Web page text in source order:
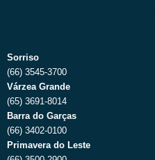
Sorriso
(66) 3545-3700
Várzea Grande
(65) 3691-8014
Barra do Garças
(66) 3402-0100
Primavera do Leste